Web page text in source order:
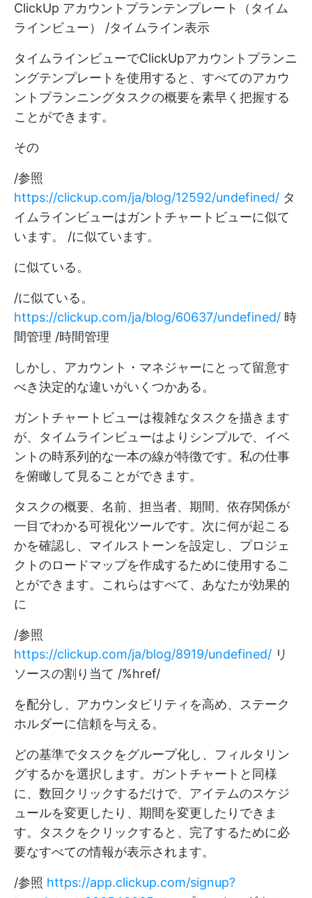
ClickUp アカウントプランテンプレート（タイム
ラインビュー） /タイムライン表示
タイムラインビューでClickUpアカウントプランニ
ングテンプレートを使用すると、すべてのアカウ
ントプランニングタスクの概要を素早く把握する
ことができます。
その
/参照
https://clickup.com/ja/blog/12592/undefined/ タ
イムラインビューはガントチャートビューに似て
います。 /に似ています。
に似ている。
/に似ている。
https://clickup.com/ja/blog/60637/undefined/ 時
間管理 /時間管理
しかし、アカウント・マネジャーにとって留意す
べき決定的な違いがいくつかある。
ガントチャートビューは複雑なタスクを描きます
が、タイムラインビューはよりシンプルで、イベ
ントの時系列的な一本の線が特徴です。私の仕事
を俯瞰して見ることができます。
タスクの概要、名前、担当者、期間、依存関係が
一目でわかる可視化ツールです。次に何が起こる
かを確認し、マイルストーンを設定し、プロジェ
クトのロードマップを作成するために使用するこ
とができます。これらはすべて、あなたが効果的
に
/参照
https://clickup.com/ja/blog/8919/undefined/ リ
ソースの割り当て /%href/
を配分し、アカウンタビリティを高め、ステーク
ホルダーに信頼を与える。
どの基準でタスクをグループ化し、フィルタリン
グするかを選択します。ガントチャートと同様
に、数回クリックするだけで、アイテムのスケジ
ュールを変更したり、期間を変更したりできま
す。タスクをクリックすると、完了するために必
要なすべての情報が表示されます。
/参照 https://app.clickup.com/signup?